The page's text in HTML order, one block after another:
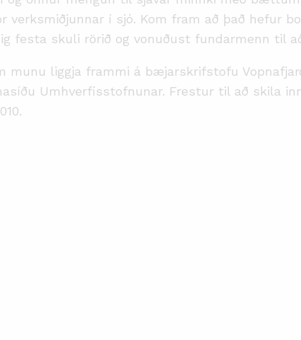
verksmiðjunnar í sjó. Kom fram að það hefur
festa skuli rörið og vonuðust fundarmenn til
munu liggja frammi á bæjarskrifstofu
Umhverfisstofnunar. Frestur til að skila